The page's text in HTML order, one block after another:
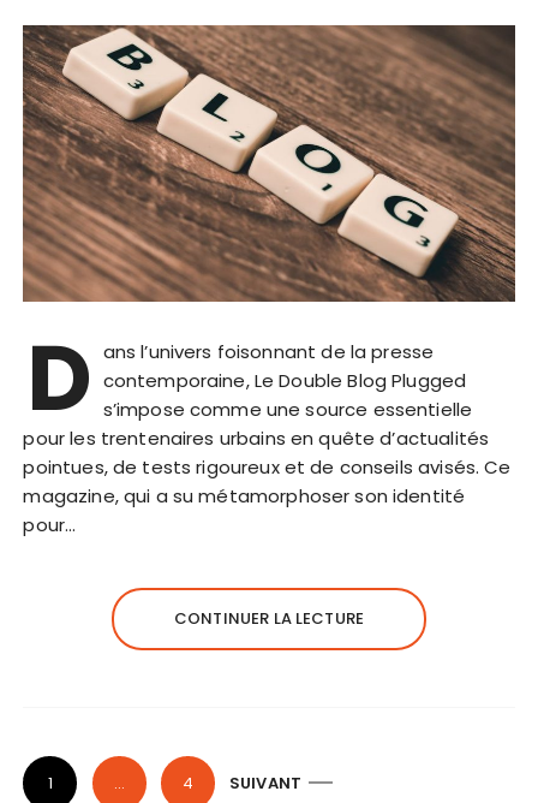
D ans l’univers foisonnant de la presse
contemporaine, Le Double Blog Plugged
s’impose comme une source essentielle
pour les trentenaires urbains en quête d’actualités
pointues, de tests rigoureux et de conseils avisés. Ce
magazine, qui a su métamorphoser son identité
pour…
CONTINUER LA LECTURE
P 1 … 4 SUIVANT